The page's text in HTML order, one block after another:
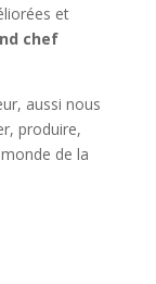
et
chef
aussi nous
produire,
de la